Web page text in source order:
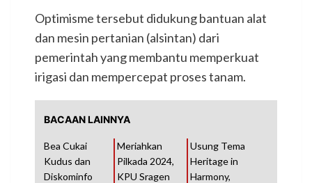
Optimisme tersebut didukung bantuan alat
dan mesin pertanian (alsintan) dari
pemerintah yang membantu memperkuat
irigasi dan mempercepat proses tanam.
BACAAN LAINNYA
Bea Cukai
Kudus dan
Diskominfo
Meriahkan
Pilkada 2024,
KPU Sragen
Usung Tema
Heritage in
Harmony,